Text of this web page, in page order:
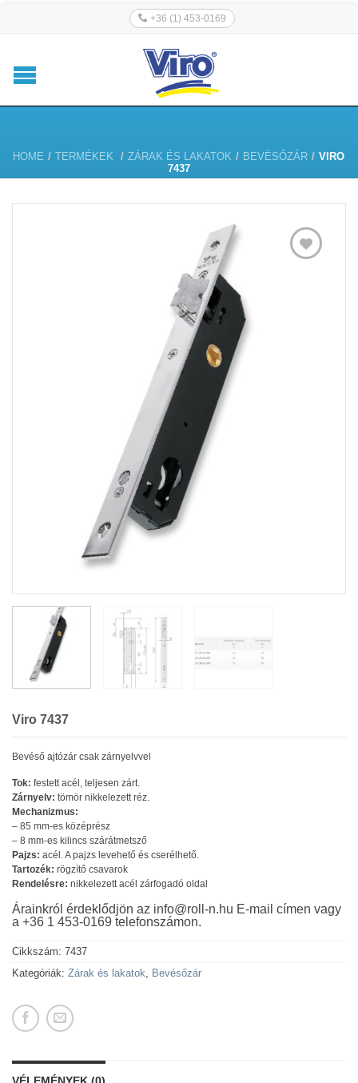
+36 (1) 453-0169
HOME / TERMÉKEK / ZÁRAK ÉS LAKATOK / BEVÉSŐZÁR / VIRO
7437
Viro 7437
Bevéső ajtózár csak zárnyelvvel
Tok: festett acél, teljesen zárt.
Zárnyelv: tömör nikkelezett réz.
Mechanizmus:
– 85 mm-es középrész
– 8 mm-es kilincs szárátmetsző
Pajzs: acél. A pajzs levehető és cserélhető.
Tartozék: rögzítő csavarok
Rendelésre: nikkelezett acél zárfogadó oldal
Árainkról érdeklődjön az info@roll-n.hu E-mail címen vagy
a +36 1 453-0169 telefonszámon.
Cikkszám: 7437
Kategóriák: Zárak és lakatok, Bevésőzár